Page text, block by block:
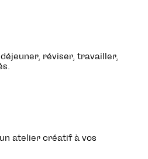
réviser, travailler,
atelier créatif à vos